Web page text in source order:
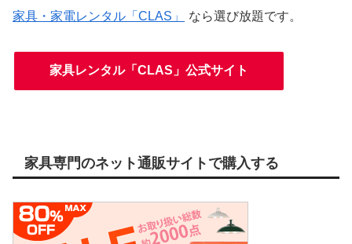
家具・家電レンタル「CLAS」 なら選び放題です。
家具レンタル「CLAS」公式サイト
家具専門のネット通販サイトで購入する